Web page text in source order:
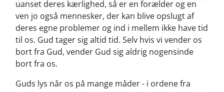
uanset deres kærlighed, så er en forælder og en
ven jo også mennesker, der kan blive opslugt af
deres egne problemer og ind i mellem ikke have tid
til os. Gud tager sig altid tid. Selv hvis vi vender os
bort fra Gud, vender Gud sig aldrig nogensinde
bort fra os.
Guds lys når os på mange måder - i ordene fra